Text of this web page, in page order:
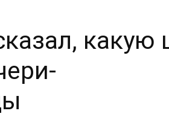
какую